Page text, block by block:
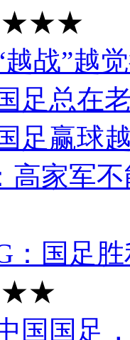
★★★
战”越
足总在
足赢球
高家军
：国足
★★
国国足